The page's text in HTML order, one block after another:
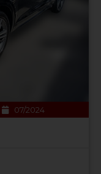
07/2024